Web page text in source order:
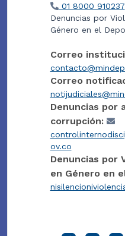
01 8000 910237
Denuncias por
Género en el
Correo
Correo
Denuncias por
corrupción:
ov.co
Denuncias por
en Género en